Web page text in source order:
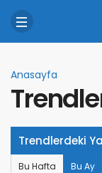
Anasayfa
Trendlerdeki
Bu Hafta Bu Ay